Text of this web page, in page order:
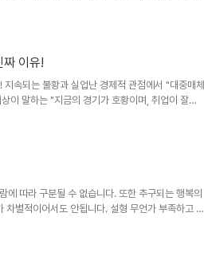
걸고 추진하는 공모의 형식과 혼돈할 소지가 있다
일 부분으로 일맥할 수 있다는 가능성을 생각할
러내려 할 것까지는 없다는 얘깁니다. 어찌보면 긍
짜 이유!
속되는 불황과 실업난 경제적 관점에서 "대중매체
이 말하는 "지금의 경기가 호황이며, 취업이 잘되
세상을 바라볼 수 있고 들을 수 있는 기억의 시발
휩싸여 있고 올바른 가치가 함몰되는 것이 아닌
는 손에 대한 의구심이 들기 때문입니다. 연속적..
에 따라 구분될 수 없습니다. 또한 추구되는 행복의
차별적이어서도 안됩니다. 설형 무언가 부족하고 못
인을 찍는 행위는 정당화 될 수 없습니다. 그 이유